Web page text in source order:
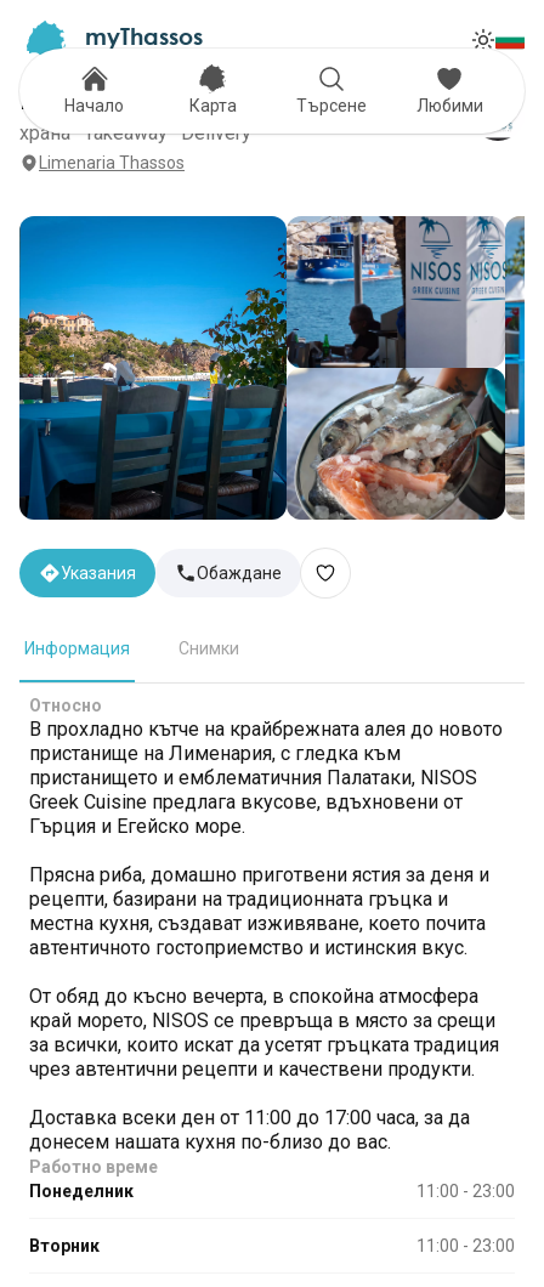
myThassos
NISOS Greek Cuisine
храна · Takeaway · Delivery
Limenaria Thassos
Указания Обаждане
Информация Снимки
Относно
В прохладно кътче на крайбрежната алея до новото
пристанище на Лименария, с гледка към
пристанището и емблематичния Палатаки, NISOS
Greek Cuisine предлага вкусове, вдъхновени от
Гърция и Егейско море.
Прясна риба, домашно приготвени ястия за деня и
рецепти, базирани на традиционната гръцка и
местна кухня, създават изживяване, което почита
автентичното гостоприемство и истинския вкус.
От обяд до късно вечерта, в спокойна атмосфера
край морето, NISOS се превръща в място за срещи
за всички, които искат да усетят гръцката традиция
чрез автентични рецепти и качествени продукти.
Доставка всеки ден от 11:00 до 17:00 часа, за да
донесем нашата кухня по-близо до вас.
Работно време
Понеделник
11:00 - 23:00
Вторник 11:00 - 23:00
Начало Карта Търсене Любими